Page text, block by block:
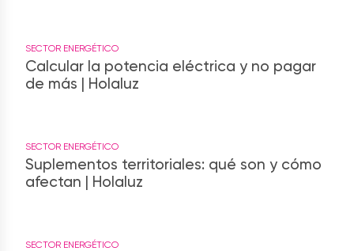
SECTOR ENERGÉTICO
Calcular la potencia eléctrica y no pagar
de más | Holaluz
SECTOR ENERGÉTICO
Suplementos territoriales: qué son y cómo
afectan | Holaluz
SECTOR ENERGÉTICO